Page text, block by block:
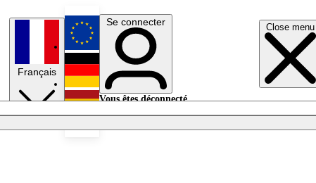
Close menu
Français
English
Deutsch
Se connecter
Vous êtes déconnecté.